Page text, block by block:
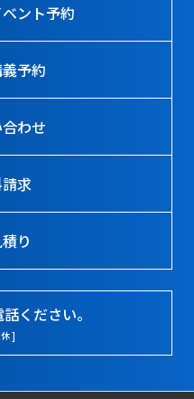
ント予約
予約
わせ
求
り
ください。
]